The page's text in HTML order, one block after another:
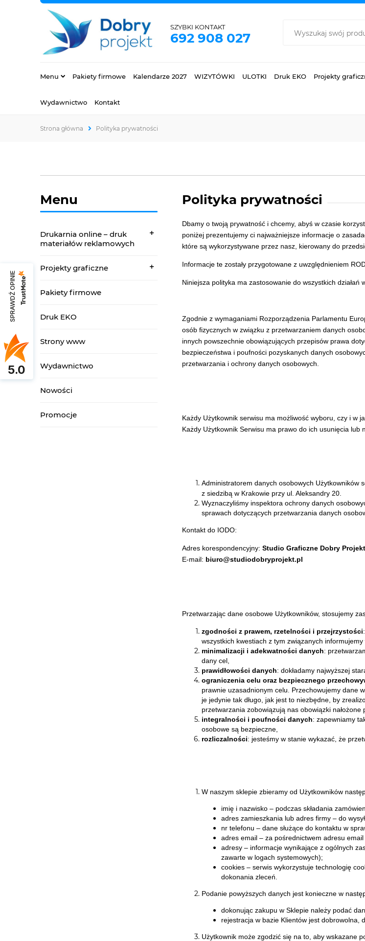
SZYBKI KONTAKT
692 908 027
Menu Pakiety firmowe Kalendarze 2027 WIZYTÓWKI ULOTKI Druk EKO Projekty
Wydawnictwo Kontakt
Strona główna Polityka prywatności
Menu
Drukarnia online – druk
materiałów reklamowych
Projekty graficzne
Pakiety firmowe
Druk EKO
Strony www
Wydawnictwo
Nowości
Promocje
Polityka prywatności
Dbamy o twoją prywatność i chcemy, abyś w czasie
poniżej prezentujemy ci najważniejsze informacje o
które są wykorzystywane przez nasz, kierowany do
Informacje te zostały przygotowane z uwzględnieniem
Niniejsza polityka ma zastosowanie do wszystkich
Zgodnie z wymaganiami Rozporządzenia Parlamentu
osób fizycznych w związku z przetwarzaniem danych
innych powszechnie obowiązujących przepisów prawa
bezpieczeństwa i poufności pozyskanych danych
przetwarzania i ochrony danych osobowych.
Każdy Użytkownik serwisu ma możliwość wyboru, czy i w
Każdy Użytkownik Serwisu ma prawo do ich usunięcia lub
Administratorem danych osobowych Użytkowników
z siedzibą w Krakowie przy ul. Aleksandry 20.
Wyznaczyliśmy inspektora ochrony danych
sprawach dotyczących przetwarzania danych
Kontakt do IODO:
Adres korespondencyjny: Studio Graficzne Dobry
E-mail: biuro@studiodobryprojekt.pl
Przetwarzając dane osobowe Użytkowników, stosujemy
zgodności z prawem, rzetelności i przejrzystości
wszystkich kwestiach z tym związanych
minimalizacji i adekwatności danych:
dany cel,
prawidłowości danych: dokładamy najwyższej
ograniczenia celu oraz bezpiecznego
prawnie uzasadnionym celu. Przechowujemy dane
je jedynie tak długo, jak jest to niezbędne, by
przetwarzania zobowiązują nas obowiązki nałożone
integralności i poufności danych: zapewniamy
osobowe są bezpieczne,
rozliczalności: jesteśmy w stanie wykazać, że
W naszym sklepie zbieramy od Użytkowników
imię i nazwisko – podczas składania
adres zamieszkania lub adres firmy – do
nr telefonu – dane służące do kontaktu w
adres email – za pośrednictwem adresu
adresy – informacje wynikające z ogólnych
zawarte w logach systemowych);
cookies – serwis wykorzystuje technologię
dokonania zleceń.
Podanie powyższych danych jest konieczne w
dokonując zakupu w Sklepie należy podać
rejestracja w bazie Klientów jest dobrowolna,
Użytkownik może zgodzić się na to, aby wskazane
SPRAWDŹ OPINIE
5.0